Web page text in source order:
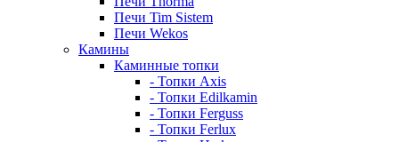
Печи Tim Sistem
Печи Wekos
Камины
Каминные топки
- Топки Axis
- Топки Edilkamin
- Топки Ferguss
- Топки Ferlux